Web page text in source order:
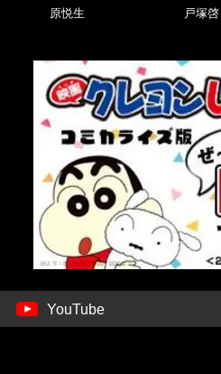
原悦生 戸塚啓
YouTube